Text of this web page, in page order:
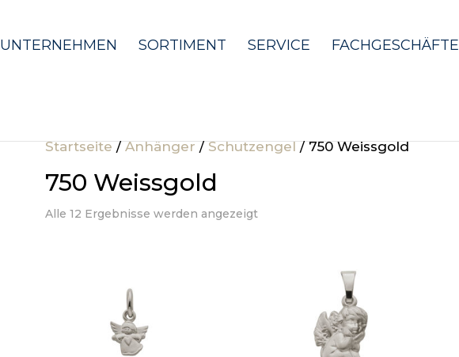
UNTERNEHMEN SORTIMENT SERVICE FACHGESCHÄFTE
Startseite/Anhänger/Schutzengel/ 750 Weissgold
750 Weissgold
Alle 12 Ergebnisse werden angezeigt